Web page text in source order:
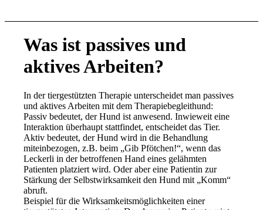
Was ist passives und
aktives Arbeiten?
In der tiergestützten Therapie unterscheidet man passives
und aktives Arbeiten mit dem Therapiebegleithund:
Passiv bedeutet, der Hund ist anwesend. Inwieweit eine
Interaktion überhaupt stattfindet, entscheidet das Tier.
Aktiv bedeutet, der Hund wird in die Behandlung
miteinbezogen, z.B. beim „Gib Pfötchen!“, wenn das
Leckerli in der betroffenen Hand eines gelähmten
Patienten platziert wird. Oder aber eine Patientin zur
Stärkung der Selbstwirksamkeit den Hund mit „Komm“
abruft.
Beispiel für die Wirksamkeitsmöglichkeiten einer